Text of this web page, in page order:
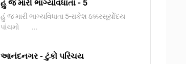
હું જ મારી ભાગ્યવિધાતા - 5
હું જ મારી ભાગ્યવિધાતા 5-રાકેશ ઠક્કરસૂર્યોદય
પાંચમો ...
આનંદનગર - ટુંકો પરિચય